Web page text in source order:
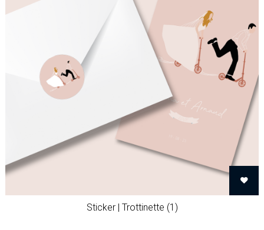
Sticker | Trottinette (1)